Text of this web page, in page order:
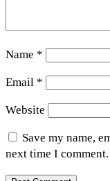
Name *
Email *
Website
Save my name,
next time I comment.